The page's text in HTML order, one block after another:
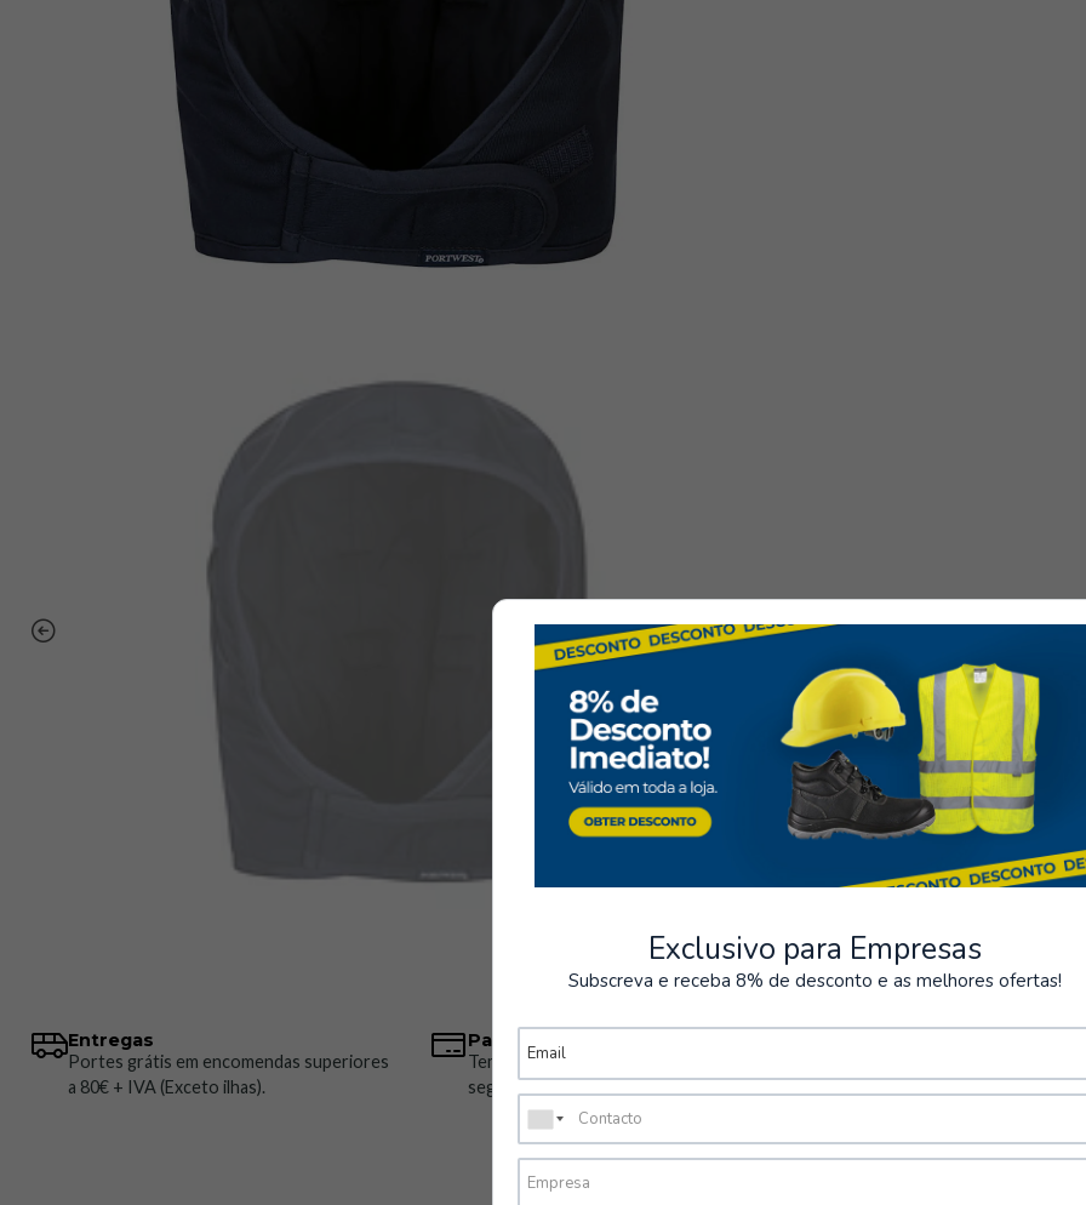
Entregas
Portes grátis em encomendas superiores
a 80€ + IVA (Exceto ilhas).
Pagamentos Seguros
Temos vários métodos de pagamento
seguros
encomenda
Exclusivo para Empresas
Subscreva e receba 8% de desconto e as melhores ofertas!